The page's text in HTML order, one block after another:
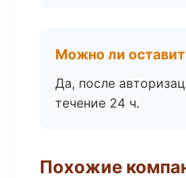
Можно ли
Да, после
течение 24 ч.
Похожие